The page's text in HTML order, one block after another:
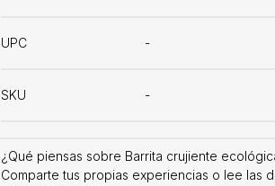
UPC -
SKU -
¿Qué piensas sobre Barrita crujiente
Comparte tus propias experiencias o lee las